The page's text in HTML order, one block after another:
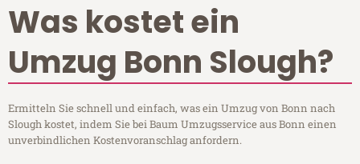
Was kostet ein
Umzug Bonn Slough?
Ermitteln Sie schnell und einfach, was ein Umzug von Bonn nach
Slough kostet, indem Sie bei Baum Umzugsservice aus Bonn einen
unverbindlichen Kostenvoranschlag anfordern.